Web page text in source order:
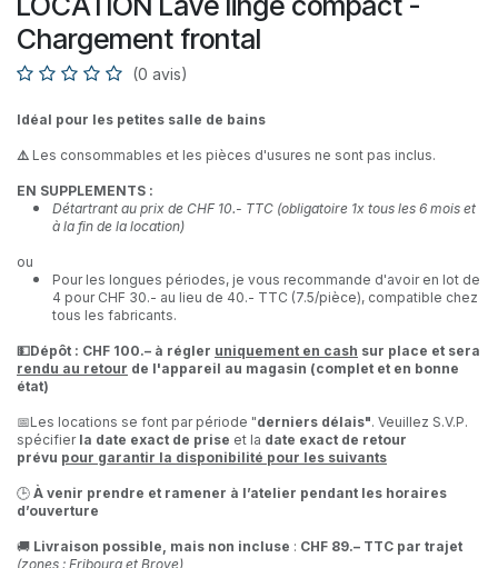
Chargement frontal
(0 avis)
Idéal pour les petites salle de bains
⚠️ Les consommables et les pièces d'usures ne sont pas inclus.
EN SUPPLEMENTS :
Détartrant au prix de CHF 10.- TTC (obligatoire 1x tous les 6 mois et
à la fin de la location)
ou
Pour les longues périodes, je vous recommande d'avoir en lot de
4 pour CHF 30.- au lieu de 40.- TTC (7.5/pièce), compatible chez
tous les fabricants.
💵Dépôt : CHF 100.– à régler uniquement en cash sur place et sera
rendu au retour de l'appareil au magasin (complet et en bonne
état)
📅Les locations se font par période "derniers délais". Veuillez S.V.P.
spécifier la date exact de prise et la date exact de retour
prévu pour garantir la disponibilité pour les suivants
🕒 À venir prendre et ramener à l’atelier pendant les horaires
d’ouverture
🚚 Livraison possible, mais non incluse : CHF 89.– TTC par trajet
(zones : Fribourg et Broye)